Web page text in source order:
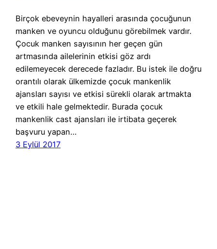
Birçok ebeveynin hayalleri arasında çocuğunun
manken ve oyuncu olduğunu görebilmek vardır.
Çocuk manken sayısının her geçen gün
artmasında ailelerinin etkisi göz ardı
edilemeyecek derecede fazladır. Bu istek ile doğru
orantılı olarak ülkemizde çocuk mankenlik
ajansları sayısı ve etkisi sürekli olarak artmakta
ve etkili hale gelmektedir. Burada çocuk
mankenlik cast ajansları ile irtibata geçerek
başvuru yapan…
3 Eylül 2017